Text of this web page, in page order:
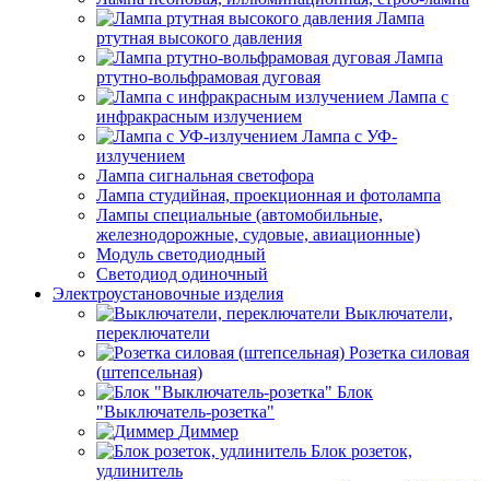
Лампа
ртутная высокого давления
Лампа
ртутно-вольфрамовая дуговая
Лампа с
инфракрасным излучением
Лампа с УФ-
излучением
Лампа сигнальная светофора
Лампа студийная, проекционная и фотолампа
Лампы специальные (автомобильные,
железнодорожные, судовые, авиационные)
Модуль светодиодный
Светодиод одиночный
Электроустановочные изделия
Выключатели,
переключатели
Розетка силовая
(штепсельная)
Блок
"Выключатель-розетка"
Диммер
Блок розеток,
удлинитель